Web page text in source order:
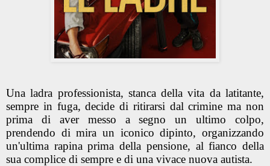
Una ladra professionista, stanca della vita da latitante,
sempre in fuga, decide di ritirarsi dal crimine ma non
prima di aver messo a segno un ultimo colpo,
prendendo di mira un iconico dipinto, organizzando
un'ultima rapina prima della pensione, al fianco della
sua complice di sempre e di una vivace nuova autista.